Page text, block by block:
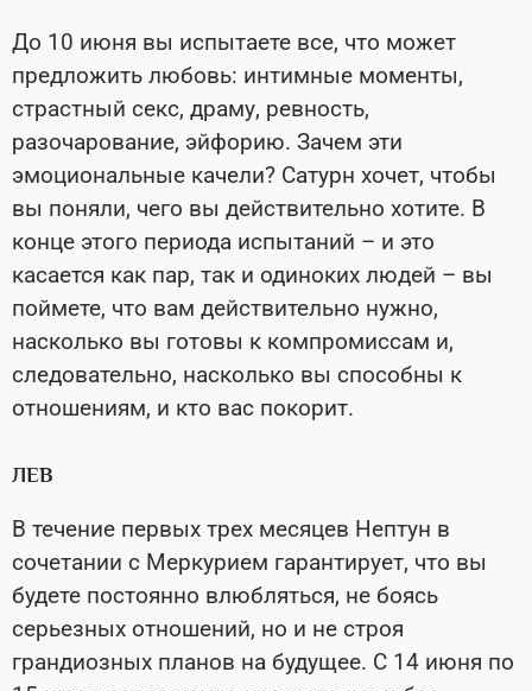
До 10 июня вы испытаете все, что может
предложить любовь: интимные моменты,
страстный секс, драму, ревность,
разочарование, эйфорию. Зачем эти
эмоциональные качели? Сатурн хочет, чтобы
вы поняли, чего вы действительно хотите. В
конце этого периода испытаний – и это
касается как пар, так и одиноких людей – вы
поймете, что вам действительно нужно,
насколько вы готовы к компромиссам и,
следовательно, насколько вы способны к
отношениям, и кто вас покорит.
ЛЕВ
В течение первых трех месяцев Нептун в
сочетании с Меркурием гарантирует, что вы
будете постоянно влюбляться, не боясь
серьезных отношений, но и не строя
грандиозных планов на будущее. С 14 июня по